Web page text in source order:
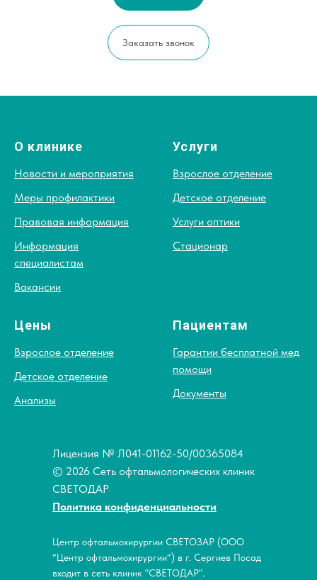
Заказать звонок
О клинике
Новости и мероприятия
Меры профилактики
Правовая информация
Информация
специалистам
Вакансии
Услуги
Взрослое отделение
Детское отделение
Услуги оптики
Стационар
Цены
Взрослое отделение
Детское отделение
Анализы
Пациентам
Гарантии бесплатной мед
помощи
Документы
Лицензия № Л041-01162-50/00365084
© 2026 Сеть офтальмологических клиник
СВЕТОДАР
Политика конфиденциальности
Центр офтальмохирургии СВЕТОЗАР (ООО
“Центр офтальмохирургии“) в г. Сергиев Посад
входит в сеть клиник "СВЕТОДАР".